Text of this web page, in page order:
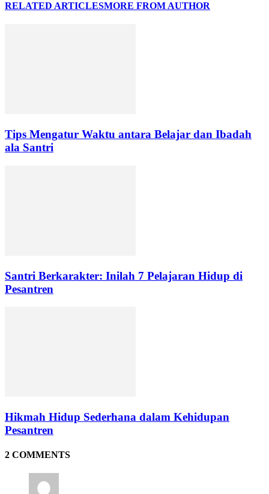
RELATED ARTICLESMORE FROM AUTHOR
Tips Mengatur Waktu antara Belajar dan Ibadah
ala Santri
Santri Berkarakter: Inilah 7 Pelajaran Hidup di
Pesantren
Hikmah Hidup Sederhana dalam Kehidupan
Pesantren
2 COMMENTS